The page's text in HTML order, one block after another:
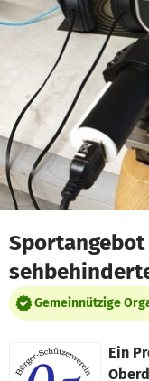
Zum Hauptinhalt
Erklärung zur
Gemeinnützige
Ein